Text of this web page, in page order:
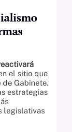
el sitio que
Gabinete.
estrategias
legislativas